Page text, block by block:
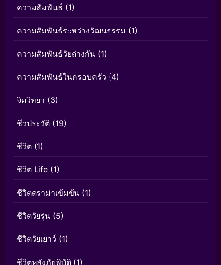
ความสัมพันธ์ (1)
ความสัมพันธ์ระหว่างวัฒนธรรม (1)
ความสัมพันธ์วัยต่างกัน (1)
ความสัมพันธ์ในครอบครัว (4)
จิตวิทยา (3)
ชีวประวัติ (19)
ชีวิต (1)
ชีวิต Life (1)
ชีวิตดราม่าเข้มข้น (1)
ชีวิตวัยรุ่น (5)
ชีวิตวัยเยาว์ (1)
ชีวิตหลังภัยพิบัติ (1)